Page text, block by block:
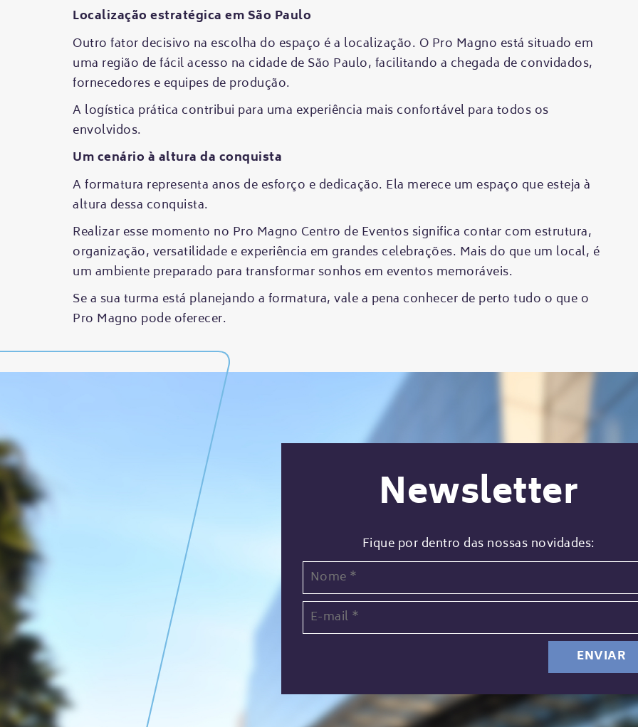
Localização estratégica em São Paulo
Outro fator decisivo na escolha do espaço é a localização. O Pro Magno está situado em
uma região de fácil acesso na cidade de São Paulo, facilitando a chegada de convidados,
fornecedores e equipes de produção.
A logística prática contribui para uma experiência mais confortável para todos os
envolvidos.
Um cenário à altura da conquista
A formatura representa anos de esforço e dedicação. Ela merece um espaço que esteja à
altura dessa conquista.
Realizar esse momento no Pro Magno Centro de Eventos significa contar com estrutura,
organização, versatilidade e experiência em grandes celebrações. Mais do que um local, é
um ambiente preparado para transformar sonhos em eventos memoráveis.
Se a sua turma está planejando a formatura, vale a pena conhecer de perto tudo o que o
Pro Magno pode oferecer.
Newsletter
Fique por dentro das nossas novidades: